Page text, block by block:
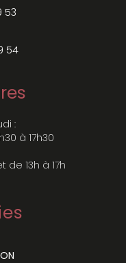
53
54
:
à 17h30
de 13h à 17h